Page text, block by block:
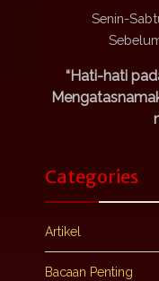
Senin-
“Hati-hati
Categories
Artikel
Bacaan Penting